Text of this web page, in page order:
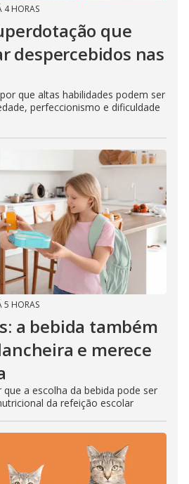
4 HORAS
que
despercebidos nas
que altas habilidades podem ser
perfeccionismo e dificuldade
5 HORAS
a bebida também
e merece
que a escolha da bebida pode ser
da refeição escolar